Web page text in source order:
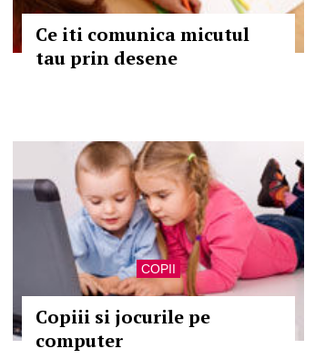
Ce iti comunica micutul
tau prin desene
COPII
Copiii si jocurile pe
computer